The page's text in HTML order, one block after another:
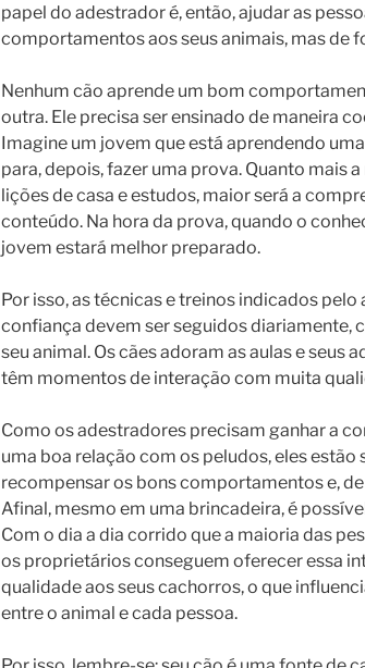
papel do adestrador é, então, ajudar as
comportamentos aos seus animais, mas de
Nenhum cão aprende um bom
outra. Ele precisa ser ensinado de maneira
Imagine um jovem que está aprendendo
para, depois, fazer uma prova. Quanto mais
lições de casa e estudos, maior será a
conteúdo. Na hora da prova, quando o
jovem estará melhor preparado.
Por isso, as técnicas e treinos indicados pelo
confiança devem ser seguidos diariamente,
seu animal. Os cães adoram as aulas e seus
têm momentos de interação com muita
Como os adestradores precisam ganhar a
uma boa relação com os peludos, eles
recompensar os bons comportamentos e,
Afinal, mesmo em uma brincadeira, é
Com o dia a dia corrido que a maioria das
os proprietários conseguem oferecer essa
qualidade aos seus cachorros, o que
entre o animal e cada pessoa.